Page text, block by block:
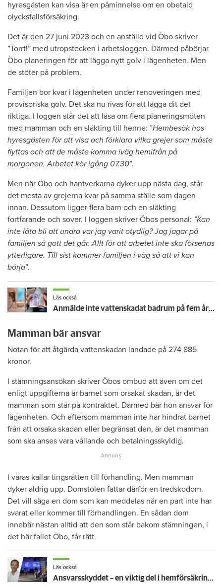
hyresgästen kan visa är en påminnelse om en obetald
olycksfallsförsäkring.
Det är den 27 juni 2023 och en anställd vid Öbo skriver
”Torrt!” med utropstecken i arbetsloggen. Därmed påbörjar
Öbo planeringen för att lägga nytt golv i lägenheten. Men
de stöter på problem.
Familjen bor kvar i lägenheten under renoveringen med
provisoriska golv. Det ska nu rivas för att lägga dit det
riktiga. I loggen står det att läsa om flera planeringsmöten
med mamman och en släkting till henne: ”Hembesök hos
hyresgästen för att visa och förklara vilka grejer som måste
flyttas och att de måste komma iväg hemifrån på
morgonen. Arbetet kör igång 07.30”.
Men när Öbo och hantverkarna dyker upp nästa dag, står
det mesta av grejerna kvar på samma ställe som dagen
innan. Dessutom ligger flera barn och en släkting
fortfarande och sover. I loggen skriver Öbos personal: ”Kan
inte låta bli att undra var jag varit otydlig? Jag jagar på
familjen så gott det går. Allt för att arbetet inte ska försenas
ytterligare. Till sist kommer familjen i väg så att vi kan
börja”.
Läs också
Anmälde inte vattenskadat badrum på fem år – krävs på 125 000 kronor
Mamman bär ansvar
Notan för att åtgärda vattenskadan landade på 274 885
kronor.
I stämningsansökan skriver Öbos ombud att även om det
enligt uppgifterna är barnet som orsakat skadan, är det
mamman som står på kontraktet. Därmed bär hon ansvar för
lägenheten. Och eftersom mamman inte har hindrat barnet
från att orsaka skadan eller begränsat den, är det mamman
som ska anses vara vållande och betalningsskyldig.
I våras kallar tingsrätten till förhandling. Men mamman
dyker aldrig upp. Domstolen fattar därför en tredskodom.
Det vill säga en dom som kan meddelas när en part inte har
svarat eller kommer till förhandlingen. En sådan dom
innebär nästan alltid att den som står bakom stämningen, i
det här fallet Öbo, får rätt.
Läs också
Ansvarsskyddet – en viktig del i hemförsäkringen